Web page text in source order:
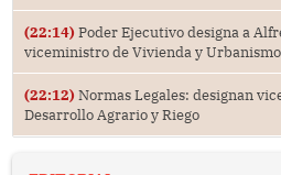
(22:14) Poder Ejecutivo designa a
viceministro de Vivienda y Urbanismo
(22:12) Normas Legales: designan
Desarrollo Agrario y Riego